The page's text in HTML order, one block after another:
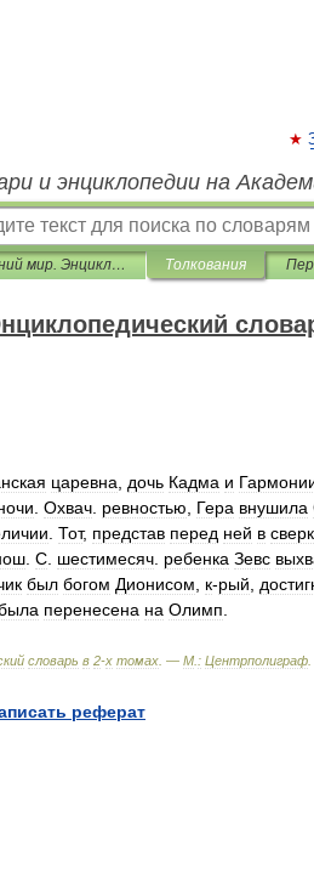
и энциклопедии на
Древний мир. Энциклопедический словарь Толкования
царевна дочь Кадма и
Охвач ревностью Гера внушила
Тот, представ перед ней в
С шестимесяч ребенка Зевс
был богом Дионисом к-рый
перенесена на Олимп
словарь в 2-х томах . — М : Центрполиграф
реферат